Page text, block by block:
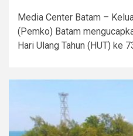
Media Center Batam –
(Pemko) Batam
Hari Ulang Tahun (HUT) ke